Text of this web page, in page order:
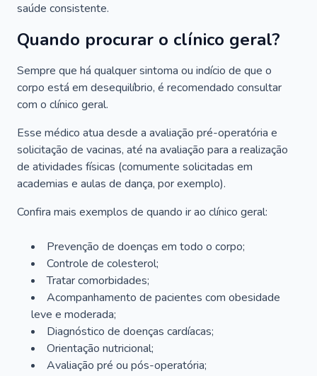
saúde consistente.
Quando procurar o clínico geral?
Sempre que há qualquer sintoma ou indício de que o
corpo está em desequilíbrio, é recomendado consultar
com o clínico geral.
Esse médico atua desde a avaliação pré-operatória e
solicitação de vacinas, até na avaliação para a realização
de atividades físicas (comumente solicitadas em
academias e aulas de dança, por exemplo).
Confira mais exemplos de quando ir ao clínico geral:
Prevenção de doenças em todo o corpo;
Controle de colesterol;
Tratar comorbidades;
Acompanhamento de pacientes com obesidade
leve e moderada;
Diagnóstico de doenças cardíacas;
Orientação nutricional;
Avaliação pré ou pós-operatória;